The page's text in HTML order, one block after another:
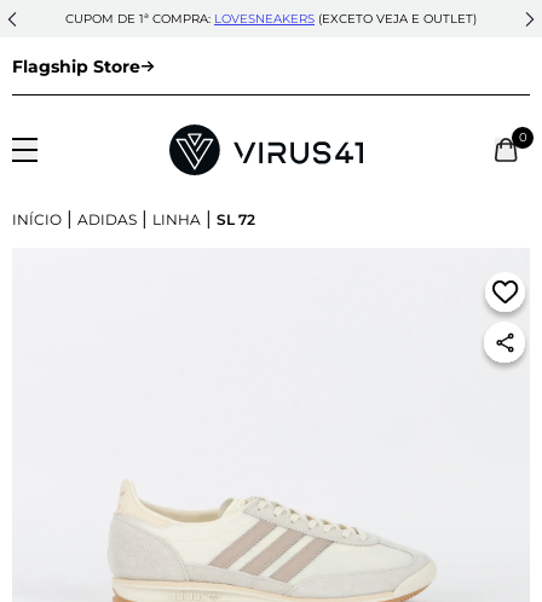
CUPOM DE 1ª COMPRA: LOVESNEAKERS (EXCETO VEJA E OUTLET)
Flagship Store
0
INÍCIO | ADIDAS | LINHA | SL 72